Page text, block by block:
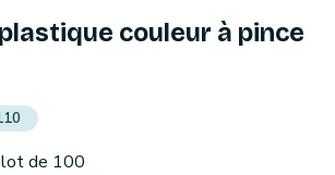
plastique couleur à pince
lot de 100